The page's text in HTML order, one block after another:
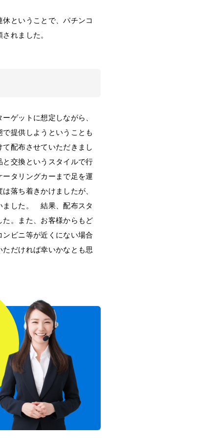
ということで、パチンコ
れました。
ゲットに想定しながら、
提供しようということも
配布させていただきまし
交換というスタイルで行
タリングカーまで足を運
落ち着きかけましたが、
ました。 結果、配布スタ
。また、お客様からもど
ビニ等が近くにない場合
だければ幸いかなとも思